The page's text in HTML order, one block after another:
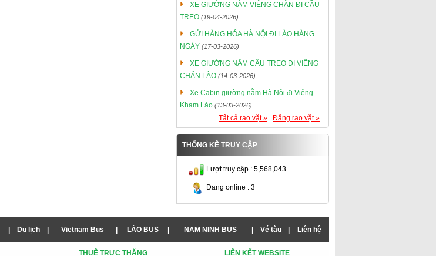
XE GIƯỜNG NẰM VIÊNG CHĂN ĐI CẦU
TREO (19-04-2026)
GỬI HÀNG HÓA HÀ NỘI ĐI LÀO HÀNG
NGÀY (17-03-2026)
XE GIƯỜNG NẰM CẦU TREO ĐI VIÊNG
CHĂN LÀO (14-03-2026)
Xe Cabin giường nằm Hà Nội đi Viêng
Kham Lào (13-03-2026)
Tất cả rao vặt » Đăng rao vặt »
THỐNG KÊ TRUY CẬP
Lượt truy cập : 5,568,043
Đang online : 3
Du lịch Vietnam Bus LÀO BUS NAM NINH BUS Vé tàu Liên hệ
THUÊ TRỰC THĂNG LIÊN KẾT WEBSITE